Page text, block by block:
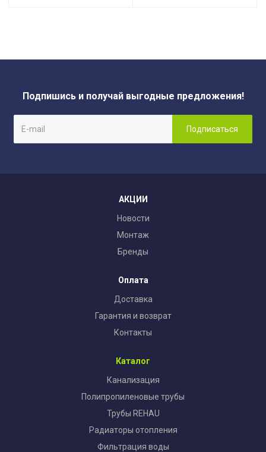
Подпишись и получай выгодные предложения!
АКЦИИ
Новости
Монтаж
Бренды
Оплата
Доставка
Гарантия и возврат
Контакты
Каталог
Канализация
Полипропиленовые трубы
Трубы REHAU
Радиаторы отопления
Фильтрация воды